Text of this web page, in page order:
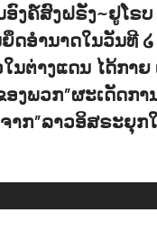
ອົງຄ໌ສົງຝຣັ່ງ~ຢູໂຣ
ດອຳນາດໃນວັນທີ
ນຕ່າງແດນ ໄດ້ກາຍ
ອງພວກ”ຜະເດັດກ
າກ”ລາວອິສຣະຍຸກ